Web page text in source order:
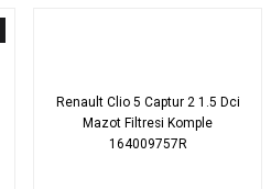
Renault Clio 5 Captur 2 1.5 Dci
Mazot Filtresi Komple
164009757R